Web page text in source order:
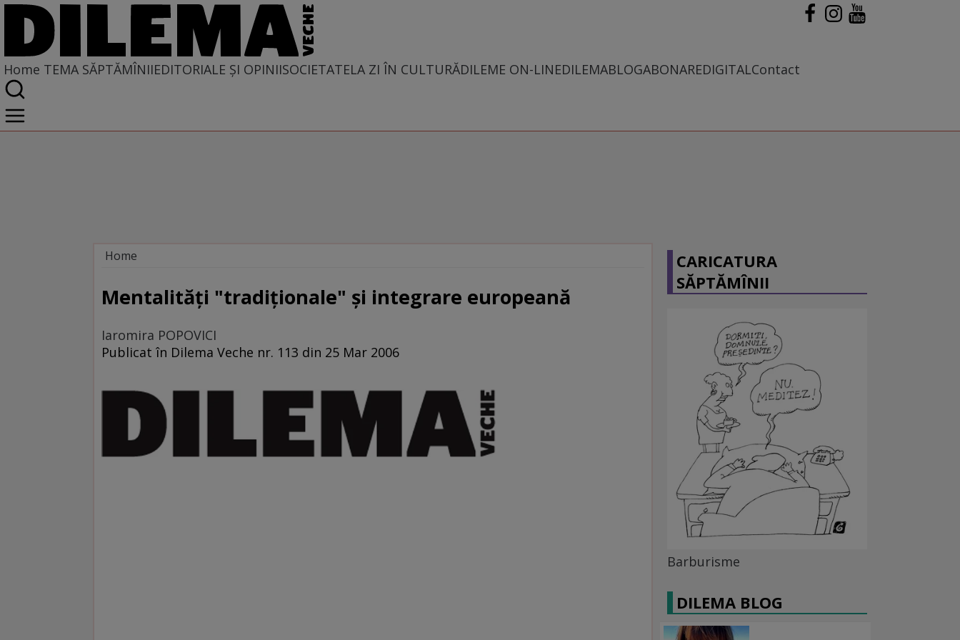
Home TEMA SĂPTĂMÎNIIEDITORIALE ȘI OPINIISOCIETATELA ZI ÎN CULTURĂDILEME ON-LINEDILEMABLOGABONAREDIGITALContact
Home
Mentalităţi "tradiţionale" şi integrare europeană
Iaromira POPOVICI
Publicat în Dilema Veche nr. 113 din 25 Mar 2006
CARICATURA
SĂPTĂMÎNII
Barburisme
DILEMA BLOG